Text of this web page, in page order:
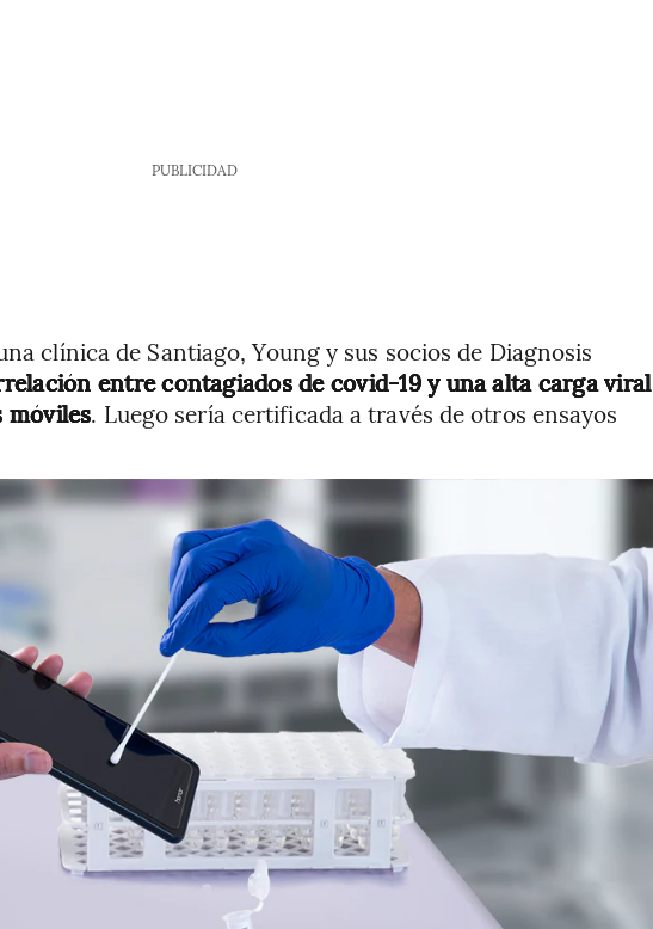
PUBLICIDAD
clínica de Santiago, Young y sus socios de Diagnosis
entre contagiados de covid-19 y una alta carga viral
móviles. Luego sería certificada a través de otros ensayos